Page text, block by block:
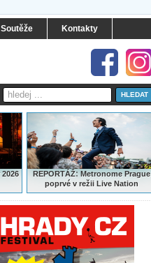
Soutěže Kontakty
REPORTÁŽ:Metronome Prague
poprvé v režii Live Nation